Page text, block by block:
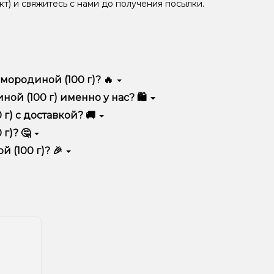
и свяжитесь с нами до получения посылки.
(100 г)? 🔥
удобством использования и
(100 г) именно у нас? 🛍️
выгодные цены и быструю доставку.
с доставкой? 🚚
🤔
учитывайте размер, материал и тип чаши, если
вариант.
(100 г)? 🎉